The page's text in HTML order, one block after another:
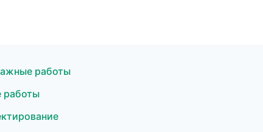
работы
работы